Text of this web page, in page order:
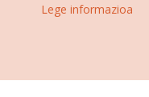
Lege informazioa